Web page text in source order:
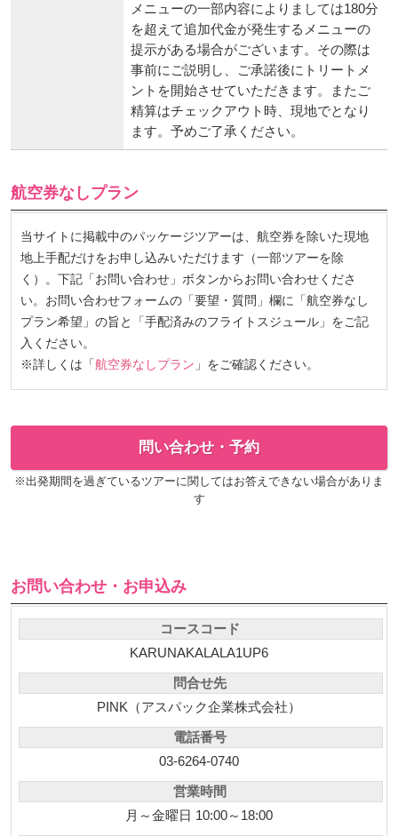
メニューの一部内容によりましては180分
を超えて追加代金が発生するメニューの
提示がある場合がございます。その際は
事前にご説明し、ご承諾後にトリートメ
ントを開始させていただきます。またご
精算はチェックアウト時、現地でとなり
ます。予めご了承ください。
航空券なしプラン
当サイトに掲載中のパッケージツアーは、航空券を除いた現地
地上手配だけをお申し込みいただけます（一部ツアーを除
く）。下記「お問い合わせ」ボタンからお問い合わせくださ
い。お問い合わせフォームの「要望・質問」欄に「航空券なし
プラン希望」の旨と「手配済みのフライトスジュール」をご記
入ください。
※詳しくは「 航空券なしプラン 」をご確認ください。
問い合わせ・予約
※出発期間を過ぎているツアーに関してはお答えできない場合がありま
す
お問い合わせ・お申込み
コースコード
KARUNAKALALA1UP6
問合せ先
PINK（アスパック企業株式会社）
電話番号
03-6264-0740
営業時間
月～金曜日 10:00～18:00